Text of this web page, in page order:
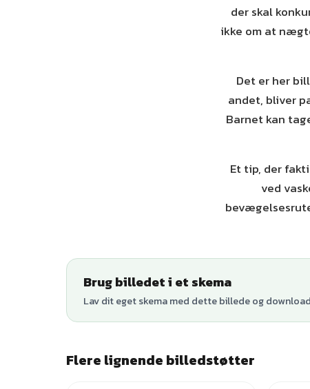
der skal
ikke om at
Det er her
andet, bliver
Barnet kan
Et tip, der
ved
Brug billedet i et skema
Lav dit eget skema med dette billede og
Flere lignende billedstøtter
+1varianter